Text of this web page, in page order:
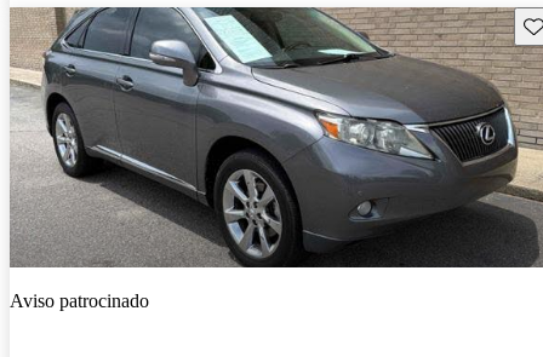
Aviso patrocinado